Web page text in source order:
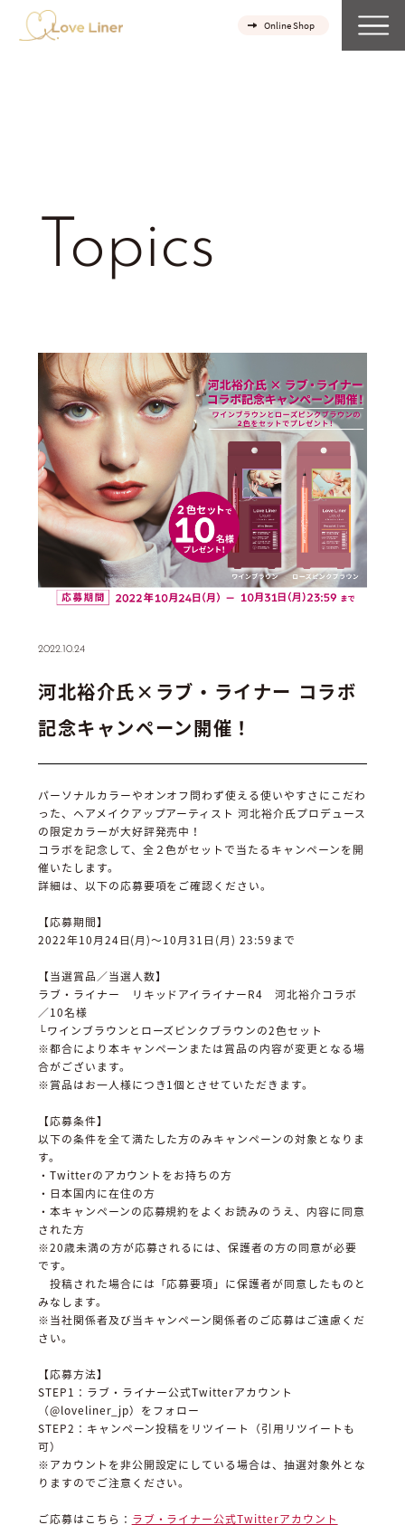
Online Shop
Topics
2022.10.24
河北裕介氏×ラブ・ライナー コラボ
記念キャンペーン開催！
パーソナルカラーやオンオフ問わず使える使いやすさにこだわ
った、ヘアメイクアップアーティスト 河北裕介氏プロデュース
の限定カラーが大好評発売中！
コラボを記念して、全２色がセットで当たるキャンペーンを開
催いたします。
詳細は、以下の応募要項をご確認ください。
【応募期間】
2022年10月24日(月)～10月31日(月) 23:59まで
【当選賞品／当選人数】
ラブ・ライナー リキッドアイライナーR4 河北裕介コラボ
／10名様
└ワインブラウンとローズピンクブラウンの2色セット
※都合により本キャンペーンまたは賞品の内容が変更となる場
合がございます。
※賞品はお一人様につき1個とさせていただきます。
【応募条件】
以下の条件を全て満たした方のみキャンペーンの対象となりま
す。
・Twitterのアカウントをお持ちの方
・日本国内に在住の方
・本キャンペーンの応募規約をよくお読みのうえ、内容に同意
された方
※20歳未満の方が応募されるには、保護者の方の同意が必要
です。
投稿された場合には「応募要項」に保護者が同意したものと
みなします。
※当社関係者及び当キャンペーン関係者のご応募はご遠慮くだ
さい。
【応募方法】
STEP1：ラブ・ライナー公式Twitterアカウント
（@loveliner_jp）をフォロー
STEP2：キャンペーン投稿をリツイート（引用リツイートも
可）
※アカウントを非公開設定にしている場合は、抽選対象外とな
りますのでご注意ください。
ご応募はこちら： ラブ・ライナー公式Twitterアカウント